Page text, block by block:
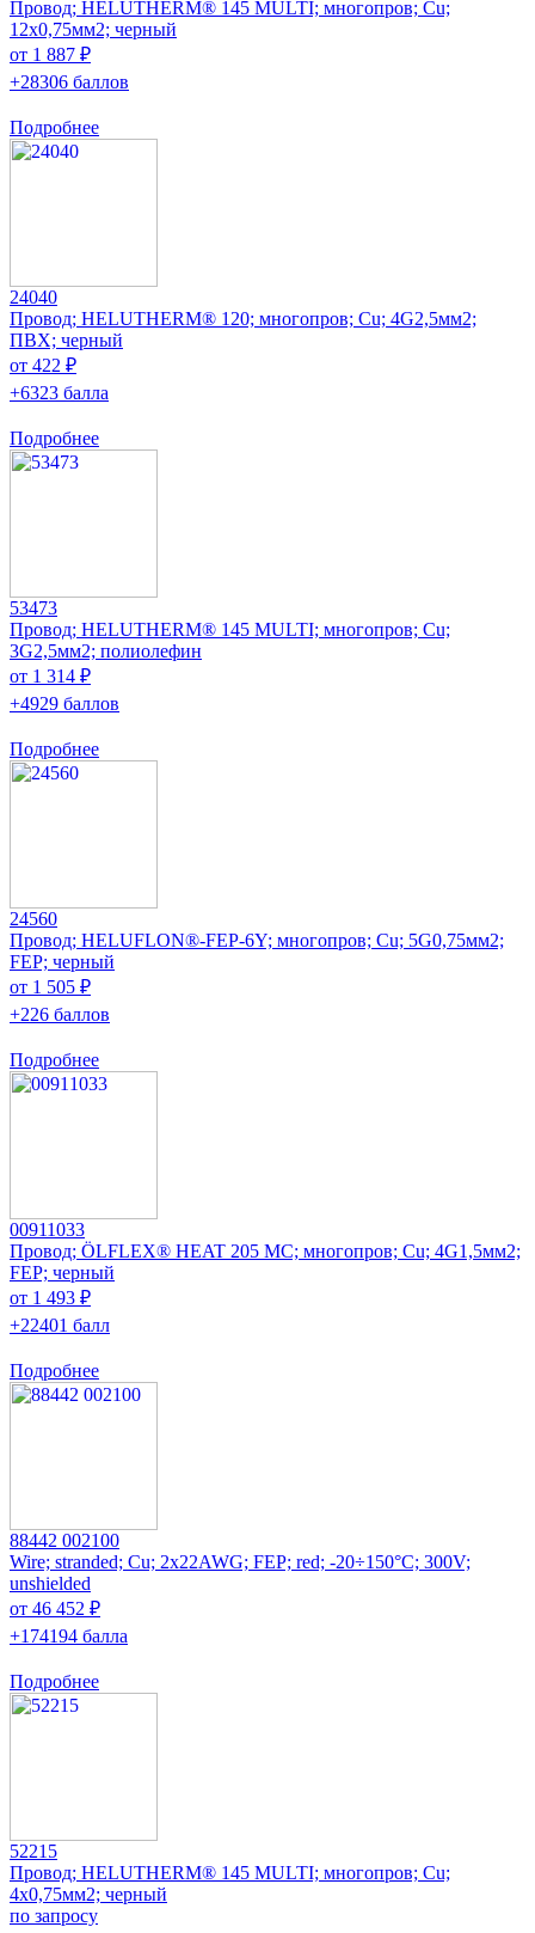
Провод; HELUTHERM® 145 MULTI; многопров; Cu;
12x0,75мм2; черный
от 1 887 ₽
+28306 баллов
Подробнее
24040
Провод; HELUTHERM® 120; многопров; Cu; 4G2,5мм2;
ПВХ; черный
от 422 ₽
+6323 балла
Подробнее
53473
Провод; HELUTHERM® 145 MULTI; многопров; Cu;
3G2,5мм2; полиолефин
от 1 314 ₽
+4929 баллов
Подробнее
24560
Провод; HELUFLON®-FEP-6Y; многопров; Cu; 5G0,75мм2;
FEP; черный
от 1 505 ₽
+226 баллов
Подробнее
00911033
Провод; ÖLFLEX® HEAT 205 MC; многопров; Cu; 4G1,5мм2;
FEP; черный
от 1 493 ₽
+22401 балл
Подробнее
88442 002100
Wire; stranded; Cu; 2x22AWG; FEP; red; -20÷150°C; 300V;
unshielded
от 46 452 ₽
+174194 балла
Подробнее
52215
Провод; HELUTHERM® 145 MULTI; многопров; Cu;
4x0,75мм2; черный
по запросу